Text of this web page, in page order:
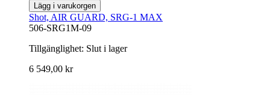
Lägg i varukorgen
Shot, AIR GUARD, SRG-1 MAX
506-SRG1M-09
Tillgänglighet: Slut i lager
6 549,00 kr